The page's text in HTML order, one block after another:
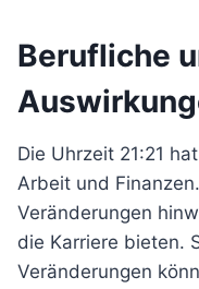
Berufliche
Die Uhrzeit 21:21
Arbeit und
Veränderungen
die Karriere bieten.
Veränderungen